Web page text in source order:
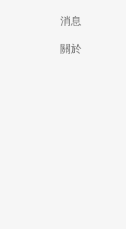
消息
關於